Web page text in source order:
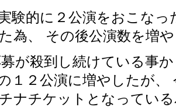
験的に２公演をおこなっ
為、 その後公演数を増
が殺到し続けている事
１２公演に増やしたが、
ナチケットとなってい